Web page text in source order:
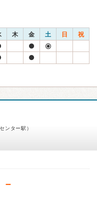
木 金 土 日 祝
ンター駅）
－